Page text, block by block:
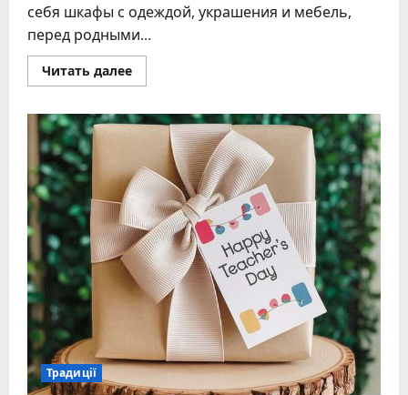
себя шкафы с одеждой, украшения и мебель,
перед родными...
Читать далееПрочитать
больше
и
разрешения
касательно
вещей
усопших:
от
народных
обычаев
до
юридических
норм
Традиції